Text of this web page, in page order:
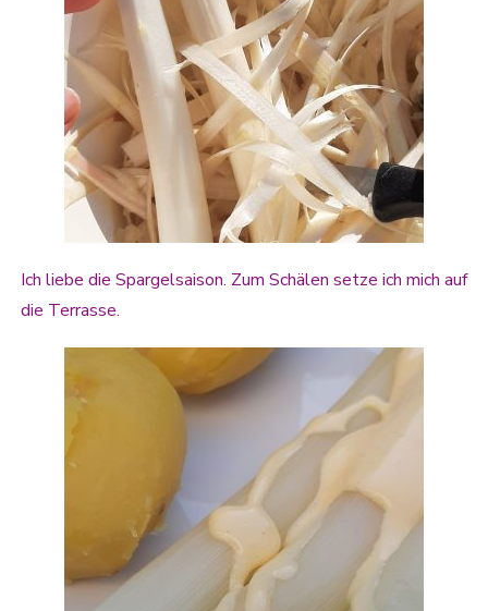
Ich liebe die Spargelsaison. Zum Schälen setze ich mich auf
die Terrasse.